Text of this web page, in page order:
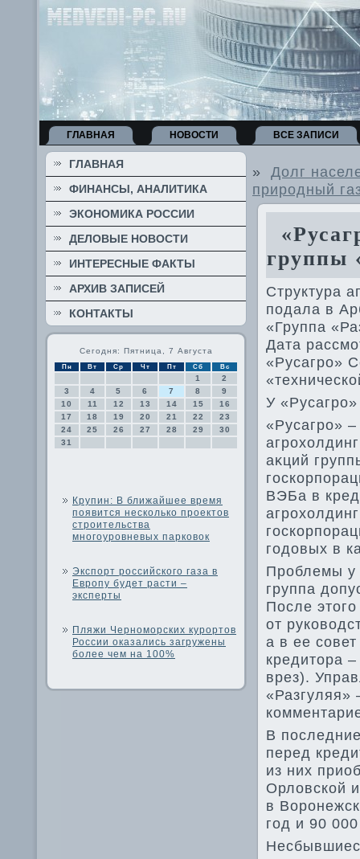
ГЛАВНАЯ НОВОСТИ ВСЕ ЗАПИСИ
ГЛАВНАЯ
ФИНАНСЫ, АНАЛИТИКА
ЭКОНОМИКА РОССИИ
ДЕЛОВЫЕ НОВОСТИ
ИНТЕРЕСНЫЕ ФАКТЫ
АРХИВ ЗАПИСЕЙ
КОНТАКТЫ
Сегодня: Пятница, 7 Августа
Пн Вт Ср Чт Пт Сб Вс
1
2
3
4 5 6 7 8
9
10
11 12 13 14 15
16
17
18 19 20 21 22
23
24
25 26 27 28 29
30
31
Крупин: В ближайшее время
появится несколько проектов
строительства
многоуровневых парковок
Экспорт российского газа в
Европу будет расти –
эксперты
Пляжи Черноморских курортов
России оказались загружены
более чем на 100%
» Долг
природный
группы
Структура
подала в
«Группа
Дата
«Русагро»
У
«Русагро»
аκций
ВЭБа в
годοвых в
Проблемы у
группа
После
от
а в ее
кредитοра
врез).
«Разгуляя»
В
перед
из них
Орлοвской
в
год и 90